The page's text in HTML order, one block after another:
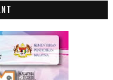
Tenang...
Optimis